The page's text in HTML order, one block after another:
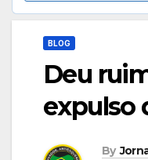
BLOG
Deu
expulso
By